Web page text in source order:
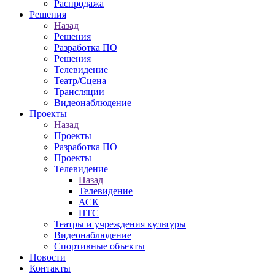
Распродажа
Решения
Назад
Решения
Разработка ПО
Решения
Телевидение
Театр/Сцена
Трансляции
Видеонаблюдение
Проекты
Назад
Проекты
Разработка ПО
Проекты
Телевидение
Назад
Телевидение
АСК
ПТС
Театры и учреждения культуры
Видеонаблюдение
Спортивные объекты
Новости
Контакты